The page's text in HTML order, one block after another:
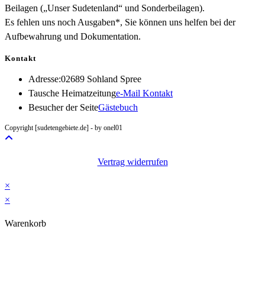
Beilagen („Unser Sudetenland“ und Sonderbeilagen).
Es fehlen uns noch Ausgaben*, Sie können uns helfen bei der
Aufbewahrung und Dokumentation.
Kontakt
Adresse:02689 Sohland Spree
Tausche Heimatzeitunge-Mail KontaktOpens
Besucher der SeiteGästebuch
Copyright [sudetengebiete.de] - by onel01
Vertrag widerrufen
×
×
Warenkorb